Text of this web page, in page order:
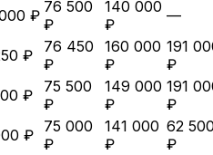
₽ 76 500
₽
140 000
₽
—
₽
76 450
₽
160 000
₽
191
₽
₽
75 500
₽
149 000
₽
191
₽
₽ 75 000
₽
141 000
₽
62
₽